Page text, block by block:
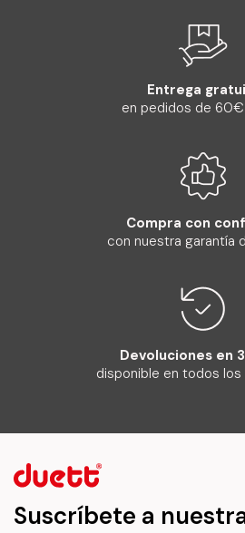
Entrega
en pedidos de
Compra con
con nuestra garantía
Devoluciones en
disponible en todos
Suscríbete a